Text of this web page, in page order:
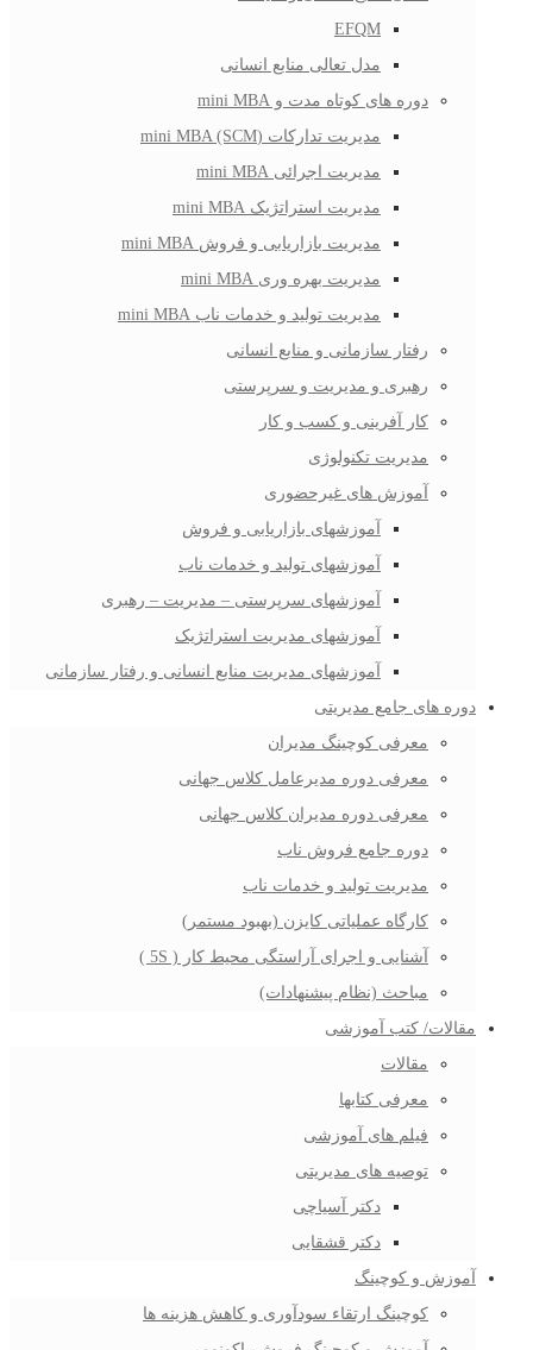
EFQM
مدل تعالی منابع انسانی
دوره های کوتاه مدت و mini MBA
مدیریت تدارکات (mini MBA (SCM
مدیریت اجرائی mini MBA
مدیریت استراتژیک mini MBA
مدیریت بازاریابی و فروش mini MBA
مدیریت بهره وری mini MBA
مدیریت تولید و خدمات ناب mini MBA
رفتار سازمانی و منابع انسانی
رهبری و مدیریت و سرپرستی
کار آفرینی و کسب و کار
مدیریت تکنولوژی
آموزش های غیرحضوری
آموزشهای بازاریابی و فروش
آموزشهای تولید و خدمات ناب
آموزشهای سرپرستی – مدیریت – رهبری
آموزشهای مدیریت استراتژیک
آموزشهای مدیریت منابع انسانی و رفتار سازمانی
دوره های جامع مدیریتی
معرفی کوچینگ مدیران
معرفی دوره مدیرعامل کلاس جهانی
معرفی دوره مدیران کلاس جهانی
دوره جامع فروش ناب
مدیریت تولید و خدمات ناب
کارگاه عملیاتی کایزن (بهبود مستمر)
آشنایی و اجرای آراستگی محیط کار ( 5S )
مباحث (نظام پیشنهادات)
مقالات/ کتب آموزشی
مقالات
معرفی کتابها
فیلم های آموزشی
توصیه های مدیریتی
دکتر آسیاچی
دکتر قشقایی
آموزش و کوچینگ
کوچینگ ارتقاء سودآوری و کاهش هزینه ها